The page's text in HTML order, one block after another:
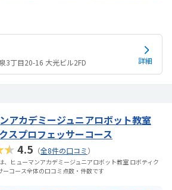
3丁目20-16 大光ビル2FD 詳細
アカデミージュニアロボット教室
スプロフェッサーコース
4.5 （全8件の口コミ）
、ヒューマンアカデミージュニアロボット教室 ロボティク
ーコース全体の口コミ点数・件数です